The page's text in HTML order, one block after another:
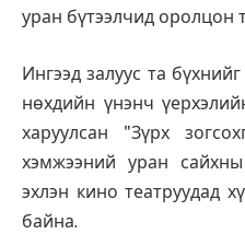
уран бүтээлчид оролцон
Ингээд залуус та
нөхдийн үнэнч
харуулсан "Зүрх
хэмжээний уран
эхлэн кино театруудад
байна.